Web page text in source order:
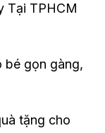
Tại TPHCM
bé gọn gàng,
tặng cho